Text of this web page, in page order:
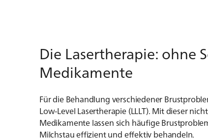
Die Lasertherapie: ohne
Medikamente
Für die Behandlung verschiedener
Low-Level Lasertherapie (LLLT). Mit dieser
Medikamente lassen sich häufige
Milchstau effizient und effektiv behandeln.